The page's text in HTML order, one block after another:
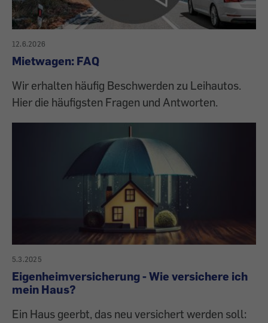
12.6.2026
Mietwagen: FAQ
Wir erhalten häufig Beschwerden zu Leihautos.
Hier die häufigsten Fragen und Antworten.
5.3.2025
Eigenheimversicherung - Wie versichere ich
mein Haus?
Ein Haus geerbt, das neu versichert werden soll: